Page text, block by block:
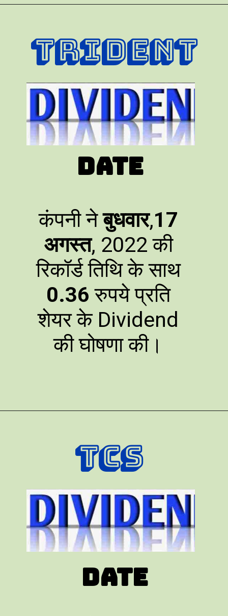
TRIDENT
Date
कंपनी नेबुधवार,17
अगस्त, 2022 की
रिकॉर्ड तिथि के साथ
0.36 रुपये प्रति
शेयर के Dividend
की घोषणा की।
TCS
Date